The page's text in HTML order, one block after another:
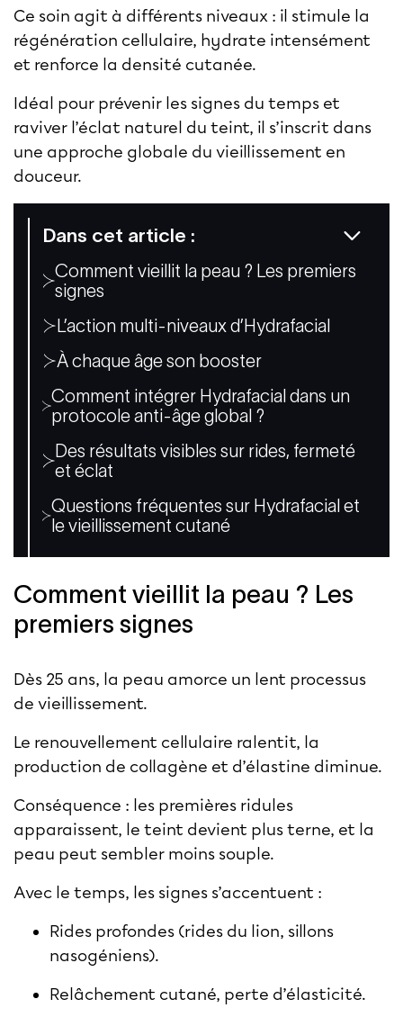
Ce soin agit à différents niveaux : il stimule la
régénération cellulaire, hydrate intensément
et renforce la densité cutanée.
Idéal pour prévenir les signes du temps et
raviver l’éclat naturel du teint, il s’inscrit dans
une approche globale du vieillissement en
douceur.
Dans cet article :
Comment vieillit la peau ? Les premiers
signes
L’action multi-niveaux d’Hydrafacial
À chaque âge son booster
Comment intégrer Hydrafacial dans un
protocole anti-âge global ?
Des résultats visibles sur rides, fermeté
et éclat
Questions fréquentes sur Hydrafacial et
le vieillissement cutané
Comment vieillit la peau ? Les
premiers signes
Dès 25 ans, la peau amorce un lent processus
de vieillissement.
Le renouvellement cellulaire ralentit, la
production de collagène et d’élastine diminue.
Conséquence : les premières ridules
apparaissent, le teint devient plus terne, et la
peau peut sembler moins souple.
Avec le temps, les signes s’accentuent :
Rides profondes (rides du lion, sillons
nasogéniens).
Relâchement cutané, perte d’élasticité.